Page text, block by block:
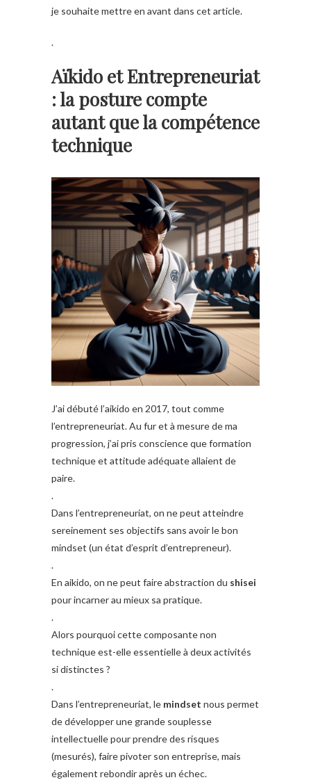
je souhaite mettre en avant dans cet article.
.
Aïkido et Entrepreneuriat
: la posture compte
autant que la compétence
technique
J’ai débuté l’aikido en 2017, tout comme
l’entrepreneuriat. Au fur et à mesure de ma
progression, j’ai pris conscience que formation
technique et attitude adéquate allaient de
paire.
.
Dans l’entrepreneuriat, on ne peut atteindre
sereinement ses objectifs sans avoir le bon
mindset (un état d’esprit d’entrepreneur).
.
En aikido, on ne peut faire abstraction du shisei
pour incarner au mieux sa pratique.
.
Alors pourquoi cette composante non
technique est-elle essentielle à deux activités
si distinctes ?
.
Dans l’entrepreneuriat, le mindset nous permet
de développer une grande souplesse
intellectuelle pour prendre des risques
(mesurés), faire pivoter son entreprise, mais
également rebondir après un échec.